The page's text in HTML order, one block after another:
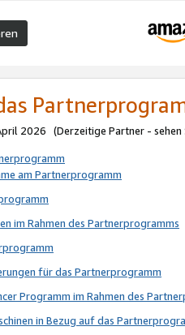
2026 (Derzeitige Partner - sehen
am Partnerprogramm
im Rahmen des Partnerprogramms
für das Partnerprogramm
Programm im Rahmen des
in Bezug auf das